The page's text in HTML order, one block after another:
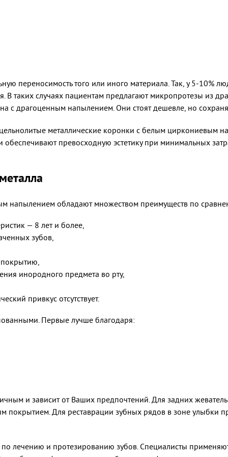
переносимость того или иного материала. Так, у 5-10%
В таких случаях пациентам предлагают микропротезы из
с драгоценным напылением. Они стоят дешевле, но
металлические коронки с белым циркониевым
обеспечивают превосходную эстетику при минимальных
напылением обладают множеством преимуществ по
— 8 лет и более,
зубов,
инородного предмета во рту,
привкус отсутствует.
Первые лучше благодаря:
и зависит от Ваших предпочтений. Для задних
покрытием. Для реставрации зубных рядов в зоне улыбки
по лечению и протезированию зубов. Специалисты